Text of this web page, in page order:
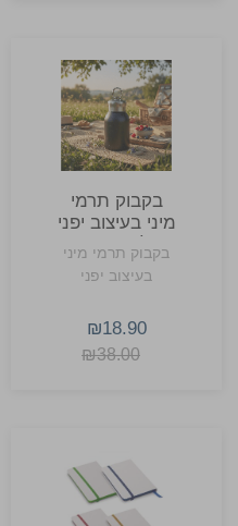
בקבוק תרמי
מיני בעיצוב יפני
להדפסת
בקבוק תרמי מיני
בעיצוב יפני
₪18.90
₪38.00